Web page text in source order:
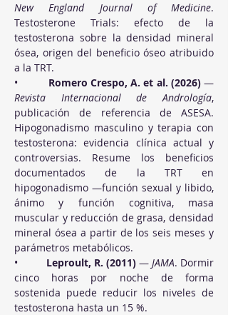
New England Journal of Medicine.
Testosterone Trials: efecto de la
testosterona sobre la densidad mineral
ósea, origen del beneficio óseo atribuido
a la TRT.
• Romero Crespo, A. et al. (2026)
Revista Internacional de Andrología,
publicación de referencia de ASESA.
Hipogonadismo masculino y terapia con
testosterona: evidencia clínica actual y
controversias. Resume los beneficios
documentados de la TRT en
hipogonadismo —función sexual y libido,
ánimo y función cognitiva, masa
muscular y reducción de grasa, densidad
mineral ósea a partir de los seis meses y
parámetros metabólicos.
• Leproult, R. (2011) — JAMA. Dormir
cinco horas por noche de forma
sostenida puede reducir los niveles de
testosterona hasta un 15 %.